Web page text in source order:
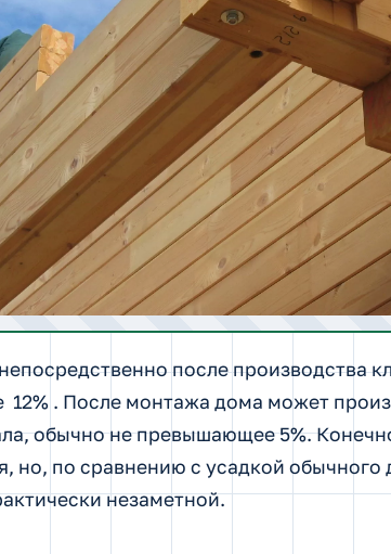
после производства
12% . После монтажа дома может
обычно не превышающее 5%.
но, по сравнению с усадкой обычного
незаметной.